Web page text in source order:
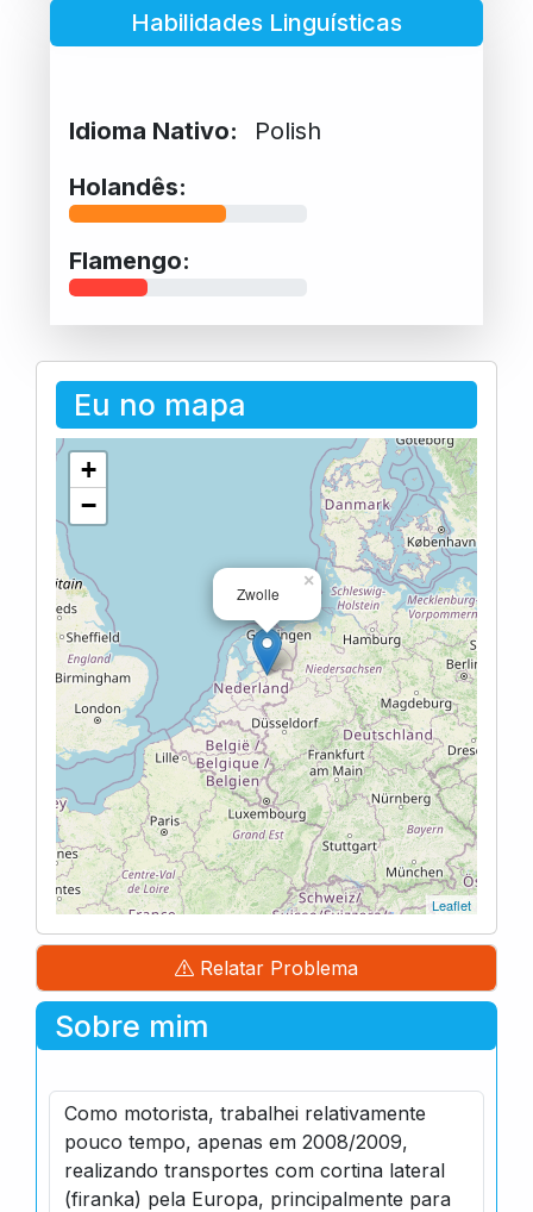
Habilidades Linguísticas
Idioma Nativo:
Polish
Holandês:
Flamengo:
Eu no mapa
Zwolle
×
+
−
Leaflet
Relatar Problema
Sobre mim
Como motorista, trabalhei relativamente
pouco tempo, apenas em 2008/2009,
realizando transportes com cortina lateral
(firanka) pela Europa, principalmente para